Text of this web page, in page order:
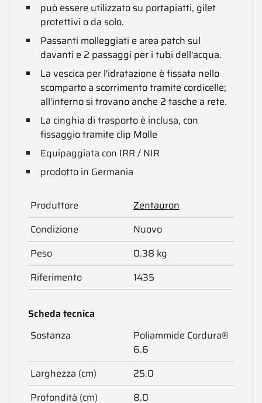
può essere utilizzato su portapiatti, gilet
protettivi o da solo.
Passanti molleggiati e area patch sul
davanti e 2 passaggi per i tubi dell'acqua.
La vescica per l'idratazione è fissata nello
scomparto a scorrimento tramite cordicelle;
all'interno si trovano anche 2 tasche a rete.
La cinghia di trasporto è inclusa, con
fissaggio tramite clip Molle
Equipaggiata con IRR / NIR
prodotto in Germania
Produttore
Zentauron
Condizione
Nuovo
Peso
0.38 kg
Riferimento
1435
Scheda tecnica
Sostanza
Poliammide Cordura®
6.6
Larghezza (cm)
25.0
Profondità (cm)
8.0